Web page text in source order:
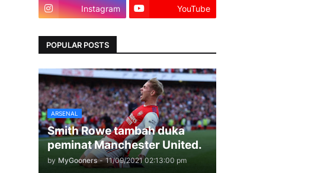
Instagram YouTube
POPULAR POSTS
ARSENAL
Smith Rowe tambah duka
peminat Manchester United.
by MyGooners - 11/09/2021 02:13:00 pm